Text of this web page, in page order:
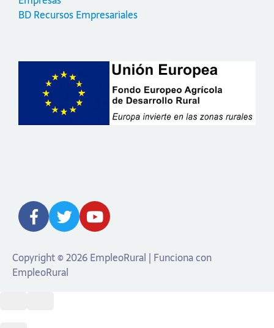
BD Recursos Empresariales
Copyright © 2026 EmpleoRural | Funciona con
EmpleoRural